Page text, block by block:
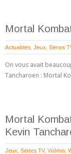
Mortal
Actualités Jeux Séries
On vous avait
Tancharoen : Mortal
Mortal
Kevin
Jeux Séries TV, Vidéos